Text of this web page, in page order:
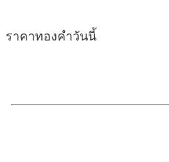
ราคาทองคำวันนี้